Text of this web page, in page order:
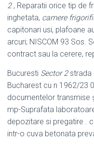
2, Reparatii orice tip de
inghetata, camere
capitonari usi, plafoane
arcuri; NISCOM 93 Sos.
contract sau la cerere,
Bucuresti Sector 2strada
Bucharest cu n 1962/23
documentelor transmise
mp-Suprafata
depozitare si pregatire .
intr-o cuva betonata